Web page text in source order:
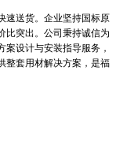
速送货。企业坚持国标原
比突出。公司秉持诚信为
设计与安装指导服务，
整套用材解决方案，是福